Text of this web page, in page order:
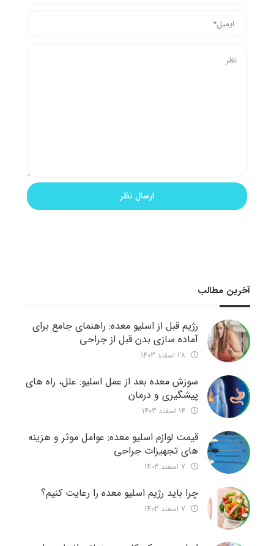
آخرین مطالب
رژیم قبل از اسلیو معده: راهنمای جامع برای
آماده سازی بدن قبل از جراحی
سوزش معده بعد از عمل اسلیو: علل، راه های
پیشگیری و درمان
قیمت لوازم اسلیو معده: عوامل موثر و هزینه
های تجهیزات جراحی
چرا باید رژیم اسلیو معده را رعایت کنیم؟